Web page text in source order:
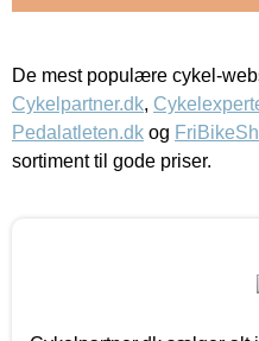
De mest populære cykel-
Cykelpartner.dk,
Pedalatleten.dk og
sortiment til gode priser.